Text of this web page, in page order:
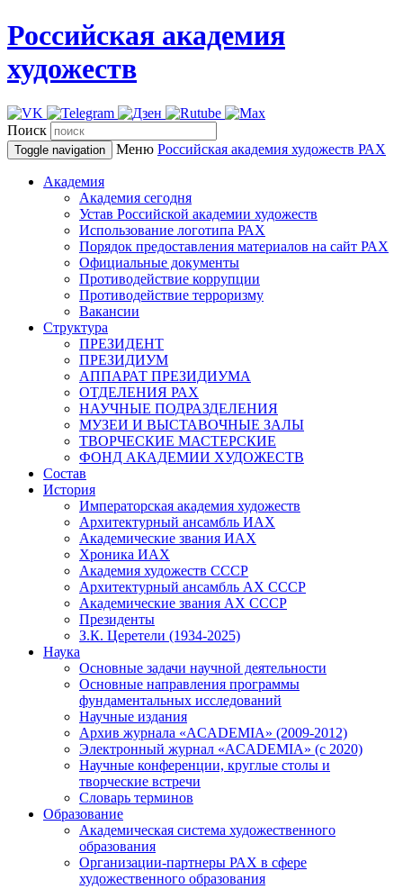
Российская академия
художеств
Поиск
Toggle navigation Меню Российская академия художеств РАХ
Академия
Академия сегодня
Устав Российской академии художеств
Использование логотипа РАХ
Порядок предоставления материалов на сайт РАХ
Официальные документы
Противодействие коррупции
Противодействие терроризму
Вакансии
Структура
ПРЕЗИДЕНТ
ПРЕЗИДИУМ
АППАРАТ ПРЕЗИДИУМА
ОТДЕЛЕНИЯ РАХ
НАУЧНЫЕ ПОДРАЗДЕЛЕНИЯ
МУЗЕИ И ВЫСТАВОЧНЫЕ ЗАЛЫ
ТВОРЧЕСКИЕ МАСТЕРСКИЕ
ФОНД АКАДЕМИИ ХУДОЖЕСТВ
Состав
История
Императорская академия художеств
Архитектурный ансамбль ИАХ
Академические звания ИАХ
Хроника ИАХ
Академия художеств СССР
Архитектурный ансамбль АХ СССР
Академические звания АХ СССР
Президенты
З.К. Церетели (1934-2025)
Наука
Основные задачи научной деятельности
Основные направления программы
фундаментальных исследований
Научные издания
Архив журнала «ACADEMIA» (2009-2012)
Электронный журнал «ACADEMIA» (с 2020)
Научные конференции, круглые столы и
творческие встречи
Словарь терминов
Образование
Академическая система художественного
образования
Организации-партнеры РАХ в сфере
художественного образования